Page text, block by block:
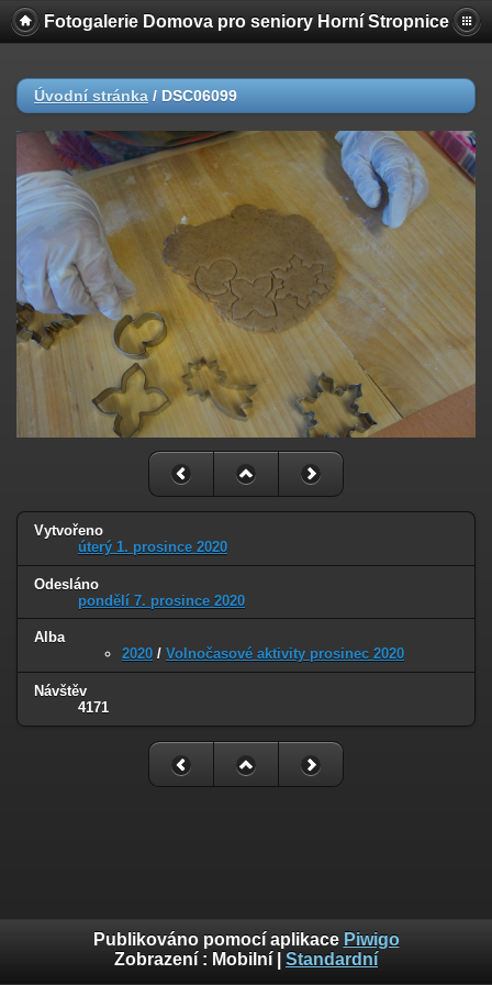
Fotogalerie Domova pro seniory Horní Stropnice
Úvodní stránka / DSC06099
Vytvořeno
úterý 1. prosince 2020
Odesláno
pondělí 7. prosince 2020
Alba
2020 / Volnočasové aktivity prosinec 2020
Návštěv
4171
Publikováno pomocí aplikace Piwigo
Zobrazení : Mobilní Standardní